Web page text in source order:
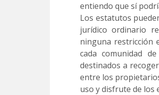
entiendo que sí
Los estatutos
jurídico ordinario
ninguna restricción
cada comunidad
destinados a
entre los
uso y disfrute de los